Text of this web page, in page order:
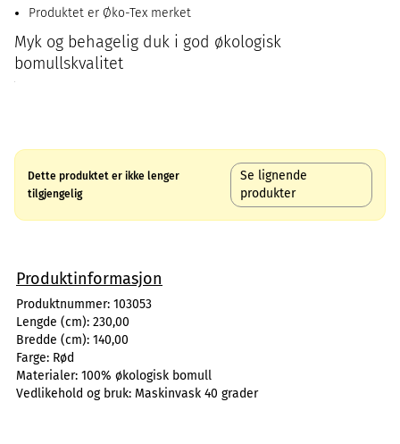
Produktet er Øko-Tex merket
Myk og behagelig duk i god økologisk
bomullskvalitet
Dette produktet er ikke lenger
tilgjengelig
Se lignende
produkter
Produktinformasjon
Produktnummer: 103053
Lengde (cm): 230,00
Bredde (cm): 140,00
Farge: Rød
Materialer: 100% økologisk bomull
Vedlikehold og bruk: Maskinvask 40 grader